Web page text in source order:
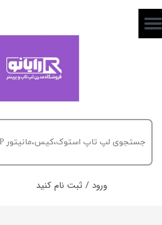
ورود / ثبت نام کنید
حساب کاربری من
خروج از حساب کاربری